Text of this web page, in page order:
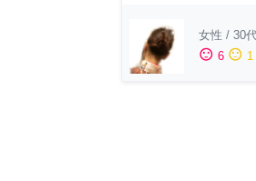
女性 / 30
sentiment_satisfied 6 sentiment_neutral 1